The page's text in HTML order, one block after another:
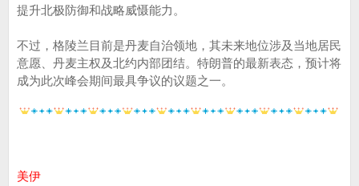
提升北极防御和战略威慑能力。
不过，格陵兰目前是丹麦自治领地，其未来地位涉及当地居民
意愿、丹麦主权及北约内部团结。特朗普的最新表态，预计将
成为此次峰会期间最具争议的议题之一。
美伊